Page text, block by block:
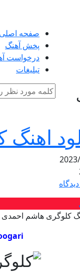
صفحه اصلی
پخش آهنگ
درخواست
تبلیغات
کلوگری هاشم احمدی